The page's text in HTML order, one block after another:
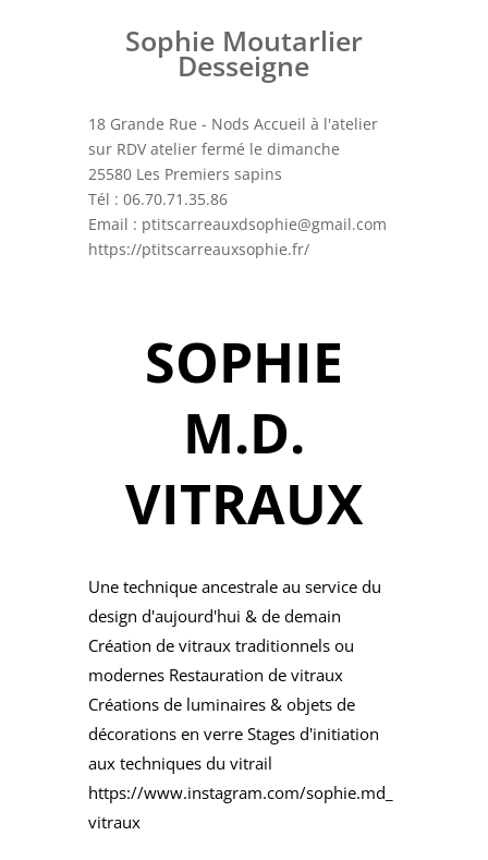
Sophie Moutarlier
Desseigne
18 Grande Rue - Nods Accueil à l'atelier
sur RDV atelier fermé le dimanche
25580 Les Premiers sapins
Tél : 06.70.71.35.86
Email : ptitscarreauxdsophie@gmail.com
https://ptitscarreauxsophie.fr/
SOPHIE
M.D.
VITRAUX
Une technique ancestrale au service du
design d'aujourd'hui & de demain
Création de vitraux traditionnels ou
modernes Restauration de vitraux
Créations de luminaires & objets de
décorations en verre Stages d'initiation
aux techniques du vitrail
https://www.instagram.com/sophie.md_
vitraux